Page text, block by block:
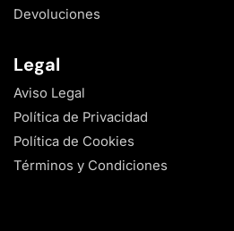
Devoluciones
Legal
Aviso Legal
Política de Privacidad
Política de Cookies
Términos y Condiciones